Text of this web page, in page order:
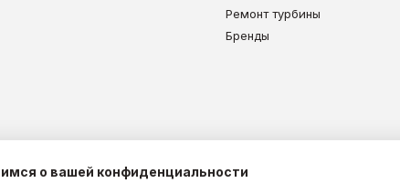
Ремонт турбины
Бренды
о вашей конфиденциальности